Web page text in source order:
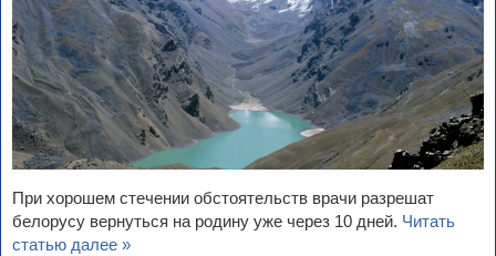
При хорошем стечении обстоятельств врачи разрешат
белорусу вернуться на родину уже через 10 дней. Читать
статью далее »